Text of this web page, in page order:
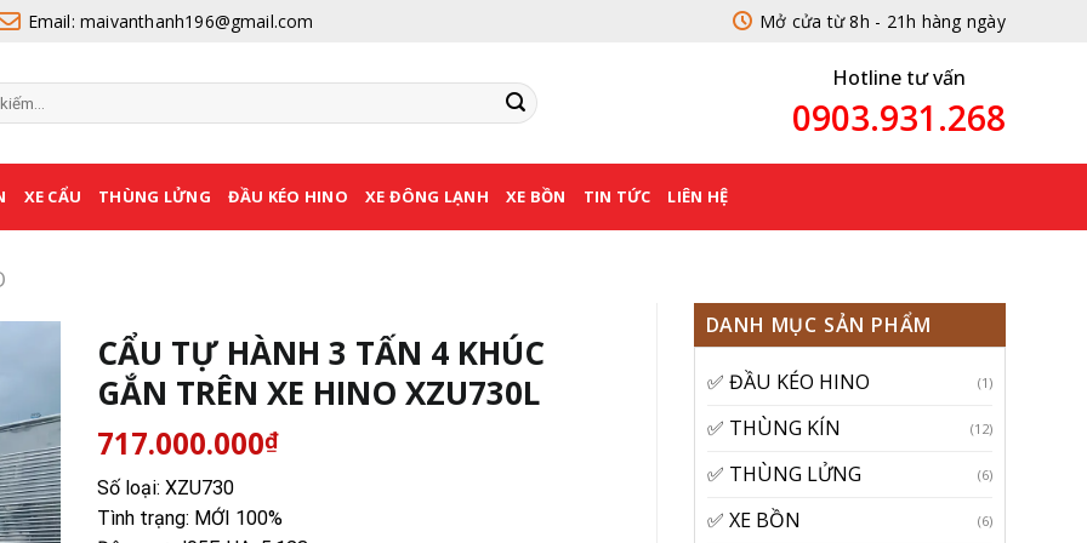
Email: maivanthanh196@gmail.com Mở cửa từ 8h - 21h hàng ngày
Hotline tư vấn
0903.931.268
XE CẨU THÙNG LỬNG ĐẦU KÉO HINO XE ĐÔNG LẠNH XE BỒN TIN TỨC LIÊN HỆ
DANH MỤC SẢN PHẨM
✅ ĐẦU KÉO HINO (1)
✅ THÙNG KÍN (12)
✅ THÙNG LỬNG (6)
✅ XE BỒN (6)
CẨU TỰ HÀNH 3 TẤN 4 KHÚC
GẮN TRÊN XE HINO XZU730L
717.000.000₫
Số loại: XZU730
Tình trạng: MỚI 100%